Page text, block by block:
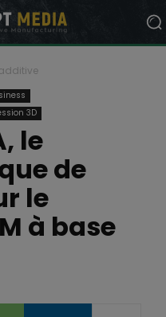
3D
le
de
le
à base